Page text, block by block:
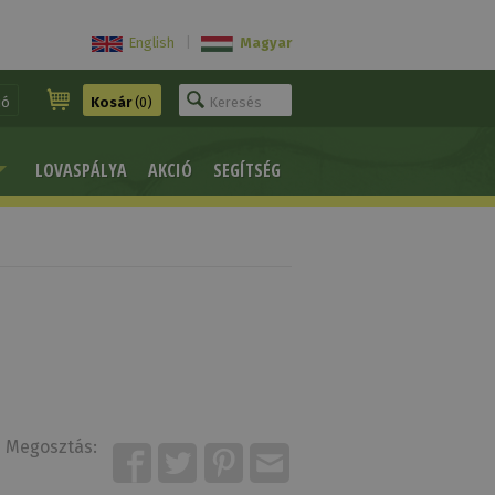
English Magyar
Kosár(0)
LOVASPÁLYA AKCIÓ SEGÍTSÉG
Megosztás: